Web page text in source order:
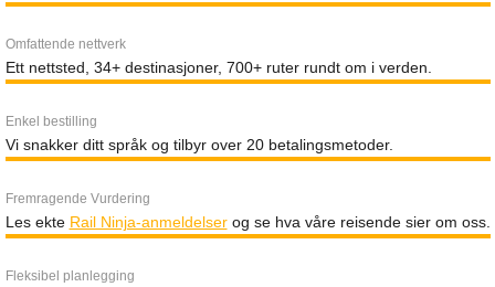
Omfattende nettverk
Ett nettsted, 34+ destinasjoner, 700+ ruter rundt om i verden.
Enkel bestilling
Vi snakker ditt språk og tilbyr over 20 betalingsmetoder.
Fremragende Vurdering
Les ekte Rail Ninja-anmeldelserog se hva våre reisende sier om oss.
Fleksibel planlegging